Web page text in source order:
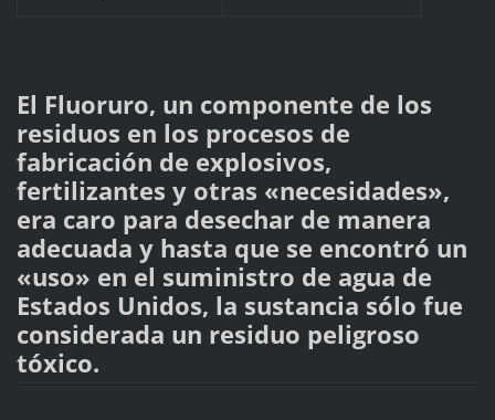
El Fluoruro, un componente de los
residuos en los procesos de
fabricación de explosivos,
fertilizantes y otras «necesidades»,
era caro para desechar de manera
adecuada y hasta que se encontró un
«uso» en el suministro de agua de
Estados Unidos, la sustancia sólo fue
considerada un residuo peligroso
tóxico.